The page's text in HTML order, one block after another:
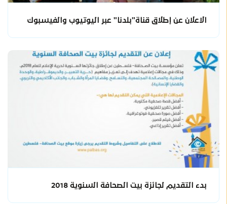
الاعلان عن إطلاق قناة"بلدنا" عبر اليوتيوب والفيسبوك
بدء التقديم لجائزة بيت الصحافة السنوية 2018